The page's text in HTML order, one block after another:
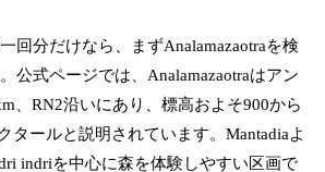
回分だけなら、まずAnalamazaotraを検
公式ページでは、Analamazaotraはアン
、RN2沿いにあり、標高およそ900から
タールと説明されています。Mantadiaよ
indriを中心に森を体験しやすい区画で